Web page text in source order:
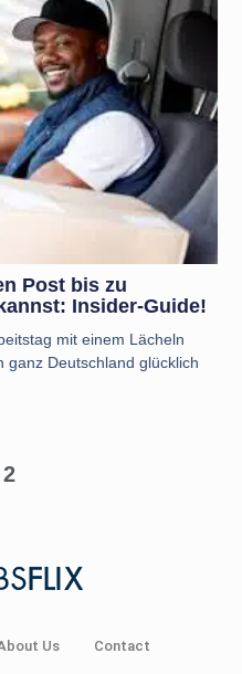
Post bis zu
Insider-Guide!
mit einem Lächeln
ganz Deutschland glücklich
2
Us Contact